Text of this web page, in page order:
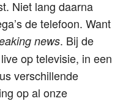
Niet lang daarna
de telefoon. Want
news. Bij de
op televisie, in een
verschillende
op al onze